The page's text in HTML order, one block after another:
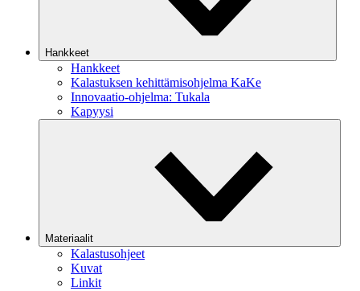
Hankkeet
Hankkeet
Kalastuksen kehittämisohjelma KaKe
Innovaatio-ohjelma: Tukala
Kapyysi
Materiaalit
Kalastusohjeet
Kuvat
Linkit